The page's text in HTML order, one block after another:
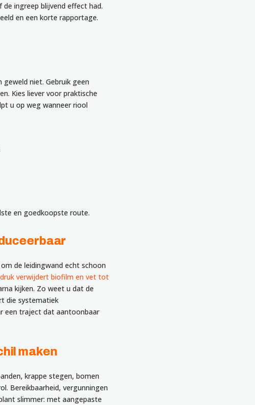
ingreep blijvend effect had.
en een korte rapportage.
geweld niet. Gebruik geen
Kies liever voor praktische
u op weg wanneer riool
en goedkoopste route.
de leidingwand echt schoon
verwijdert biofilm en vet tot
kijken. Zo weet u dat de
die systematiek
een traject dat aantoonbaar
maken
krappe stegen, bomen
Bereikbaarheid, vergunningen
slimmer: met aangepaste